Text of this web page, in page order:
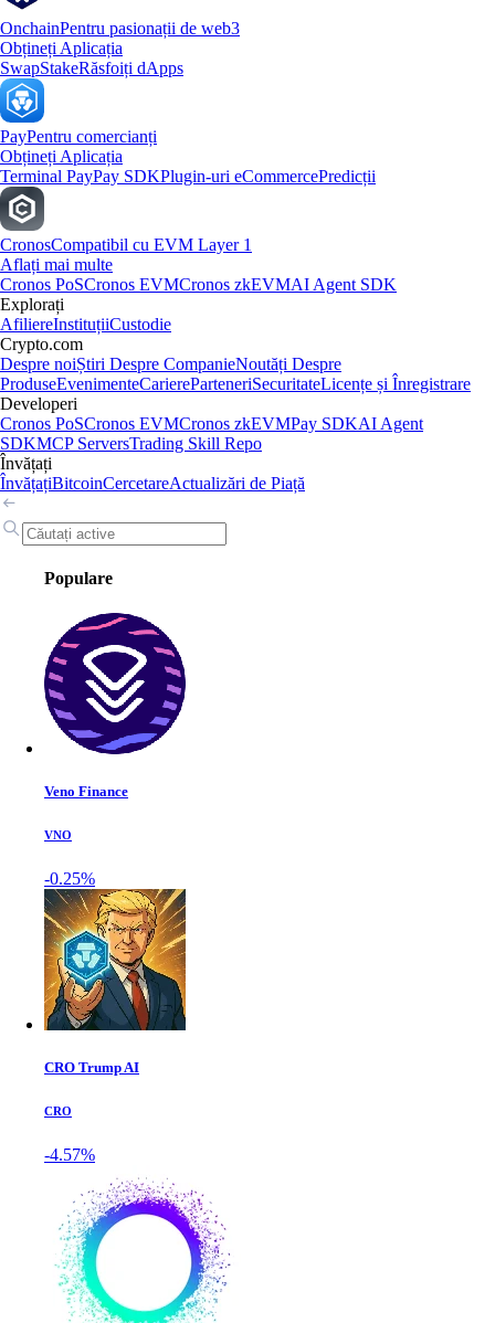
OnchainPentru pasionații de web3
Obțineți Aplicația
SwapStakeRăsfoiți dApps
PayPentru comercianți
Obțineți Aplicația
Terminal PayPay SDKPlugin-uri eCommercePredicții
CronosCompatibil cu EVM Layer 1
Aflați mai multe
Cronos PoSCronos EVMCronos zkEVMAI Agent SDK
Explorați
AfiliereInstituțiiCustodie
Crypto.com
Despre noiȘtiri Despre CompanieNoutăți Despre
ProduseEvenimenteCariereParteneriSecuritateLicențe și Înregistrare
Developeri
Cronos PoSCronos EVMCronos zkEVMPay SDKAI Agent
SDKMCP ServersTrading Skill Repo
Învățați
ÎnvățațiBitcoinCercetareActualizări de Piață
Populare
Veno Finance
VNO
-0.25%
CRO Trump AI
CRO
-4.57%